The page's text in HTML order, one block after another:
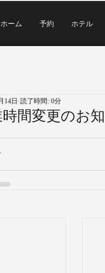
ホーム 予約 ホテル
時間変更のお
14日 読了時間: 0分